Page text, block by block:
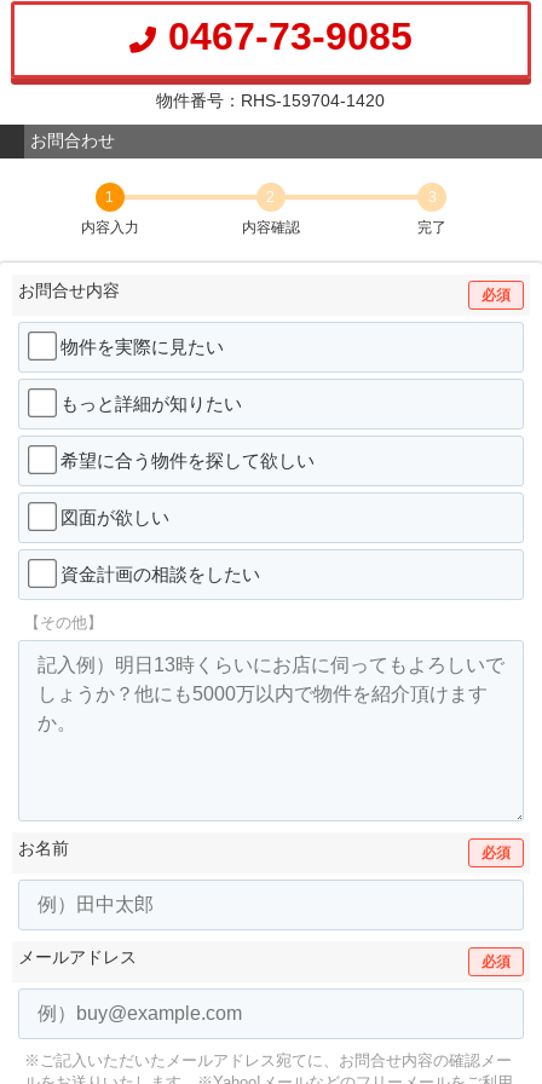
0467-73-9085
物件番号：RHS-159704-1420
お問合わせ
1
内容入力
2
内容確認
3
完了
お問合せ内容 必須
物件を実際に見たい
もっと詳細が知りたい
希望に合う物件を探して欲しい
図面が欲しい
資金計画の相談をしたい
【その他】
お名前 必須
メールアドレス 必須
※ご記入いただいたメールアドレス宛てに、お問合せ内容の確認メー